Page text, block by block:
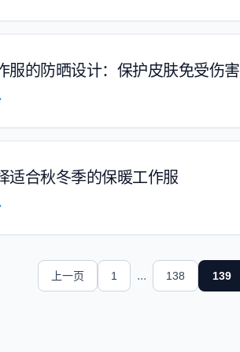
服的防晒设计：保护皮肤免受伤害
适合秋冬季的保暖工作服
上一页 1 ... 138 139